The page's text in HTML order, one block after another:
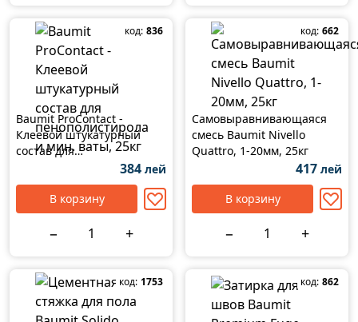
код: 836
Baumit ProContact -
Клеевой штукатурный
состав для
пенополистирола и мин.
ваты, 25кг
384 лей
В корзину
− +
код: 662
Самовыравнивающаяся
смесь Baumit Nivello
Quattro, 1-20мм, 25кг
417 лей
В корзину
− +
код: 1753 код: 862